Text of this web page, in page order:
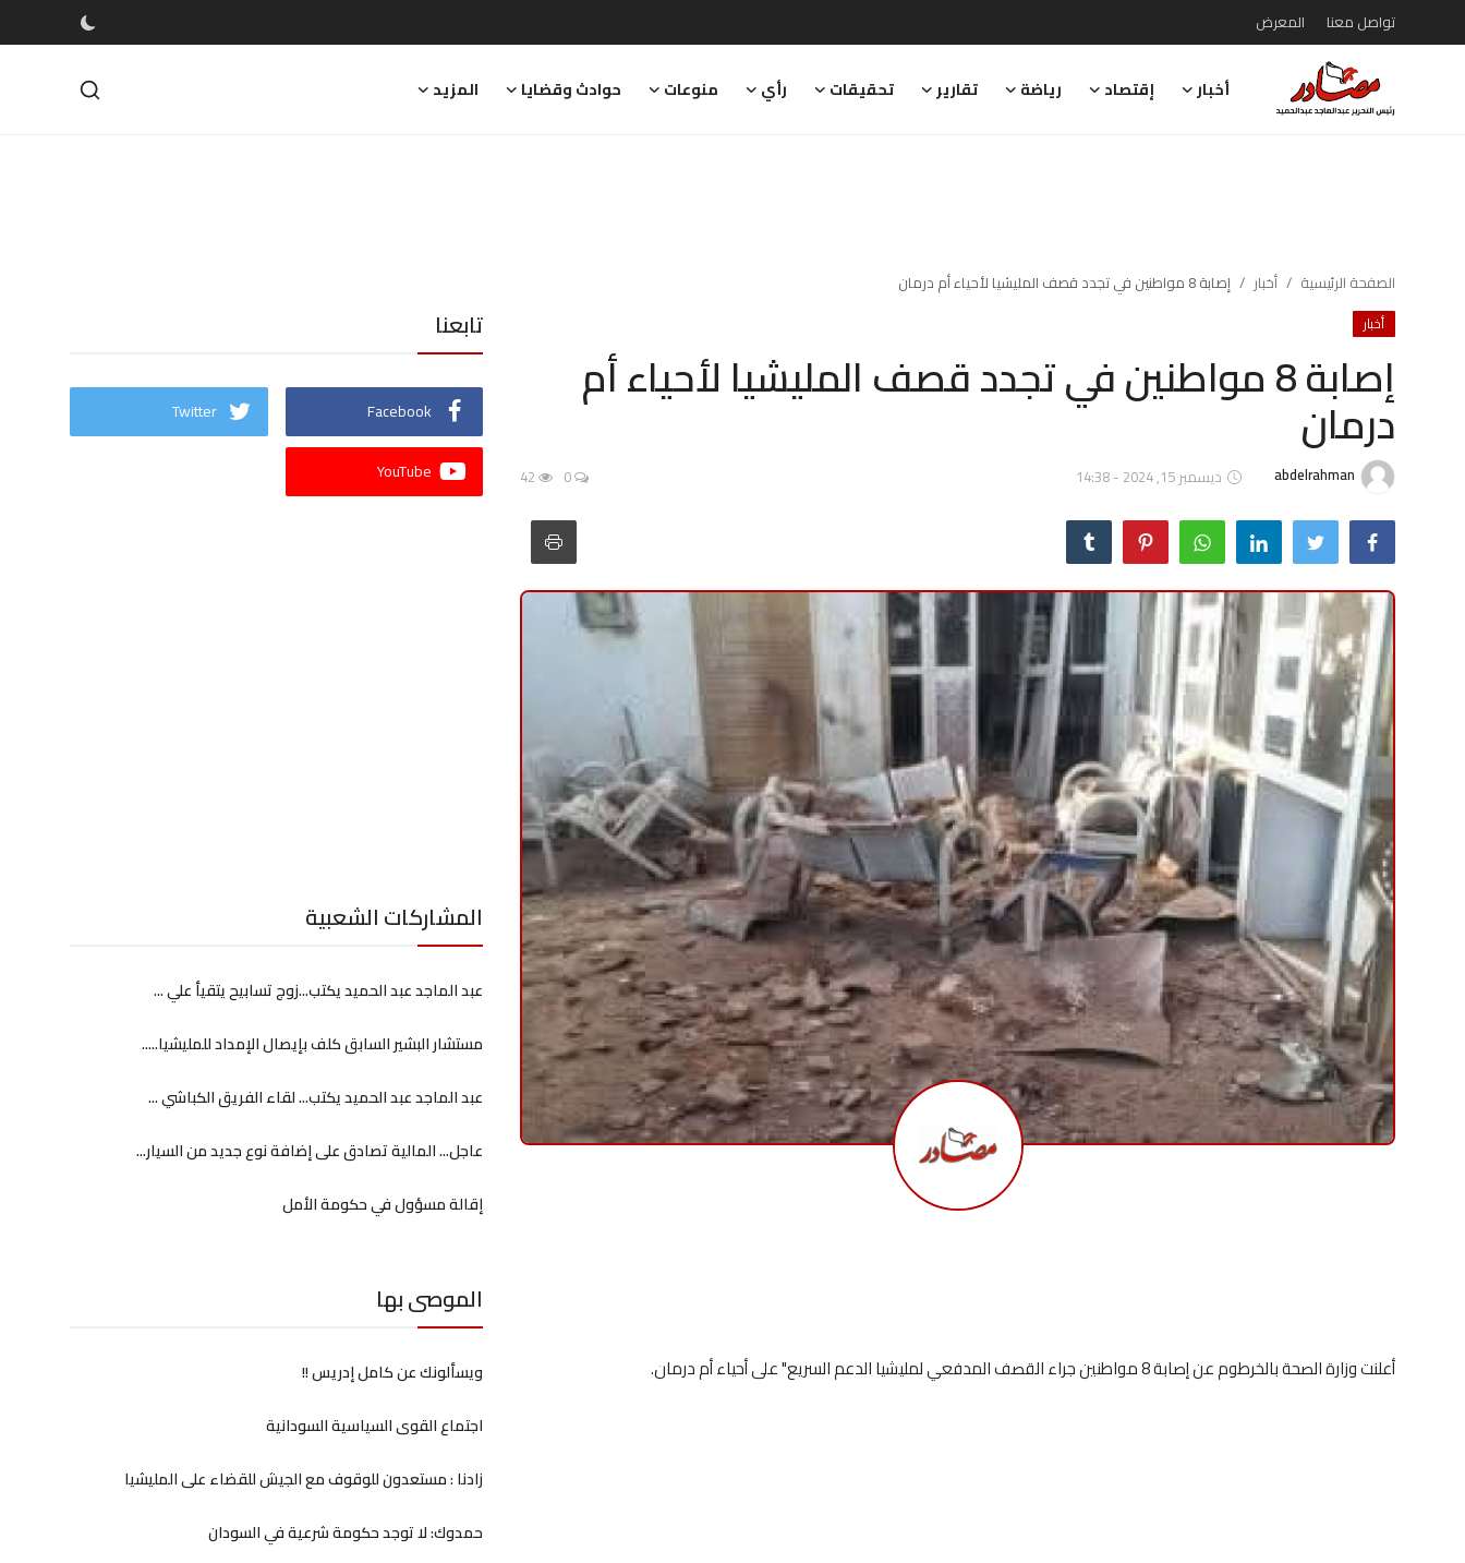
تواصل معنا المعرض
أخبار إقتصاد رياضة تقارير تحقيقات رأي منوعات حوادث وقضايا المزيد
تحقيقات
حوادث وقضايا
الصفحة الرئيسية أخبار إصابة 8 مواطنين في تجدد قصف المليشيا لأحياء أم درمان
أخبار
إصابة 8 مواطنين في تجدد قصف المليشيا لأحياء أم
درمان
abdelrahman ديسمبر 15, 2024 - 14:38 0
42
أعلنت وزارة الصحة بالخرطوم عن إصابة 8 مواطنين جراء القصف المدفعي لمليشيا الدعم السريع" على أحياء أم درمان.
تابعنا
Facebook
Twitter
YouTube
المشاركات الشعبية
عبد الماجد عبد الحميد يكتب...زوج تسابيح يتقيأ علي ...
مستشار البشير السابق كلف بإيصال الإمداد للمليشيا.....
عبد الماجد عبد الحميد يكتب... لقاء الفريق الكباشي ...
عاجل... المالية تصادق على إضافة نوع جديد من السيار...
إقالة مسؤول في حكومة الأمل
الموصى بها
ويسألونك عن كامل إدريس !!
اجتماع القوى السياسية السودانية
زادنا : مستعدون للوقوف مع الجيش للقضاء على المليشيا
حمدوك: لا توجد حكومة شرعية في السودان